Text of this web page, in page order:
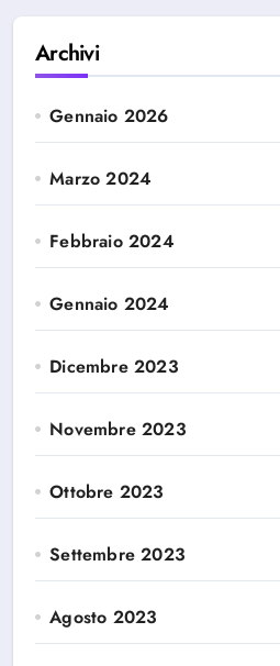
Archivi
Gennaio 2026
Marzo 2024
Febbraio 2024
Gennaio 2024
Dicembre 2023
Novembre 2023
Ottobre 2023
Settembre 2023
Agosto 2023